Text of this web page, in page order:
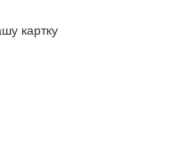
картку